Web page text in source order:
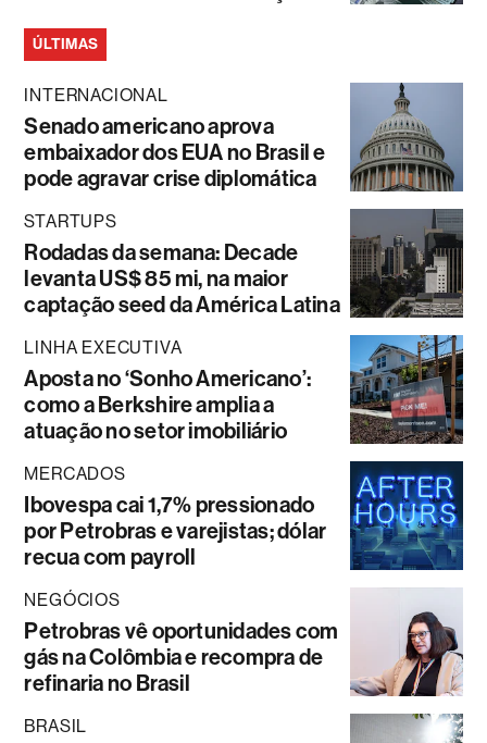
ÚLTIMAS
INTERNACIONAL
Senado americano aprova
embaixador dos EUA no Brasil e
pode agravar crise diplomática
STARTUPS
Rodadas da semana: Decade
levanta US$ 85 mi, na maior
captação seed da América Latina
LINHA EXECUTIVA
Aposta no ‘Sonho Americano’:
como a Berkshire amplia a
atuação no setor imobiliário
MERCADOS
Ibovespa cai 1,7% pressionado
por Petrobras e varejistas; dólar
recua com payroll
NEGÓCIOS
Petrobras vê oportunidades com
gás na Colômbia e recompra de
refinaria no Brasil
BRASIL